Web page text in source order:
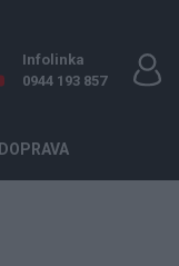
Infolinka
0944 193 857
DOPRAVA